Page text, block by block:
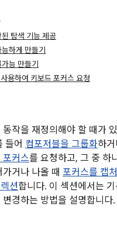
탐색 기능 제공
하게 만들기
능 만들기
용하여 키보드 포커스 요청
작을 재정의해야 할 때가
들어 컴포저블을 그룹화하
포커스를 요청하고, 그 중 하
가거나 나올 때 포커스를 캡
션합니다. 이 섹션에서는
경하는 방법을 설명합니다.